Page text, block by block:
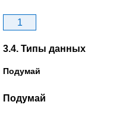
1
3.4. Типы данных
Подумай
Подумай